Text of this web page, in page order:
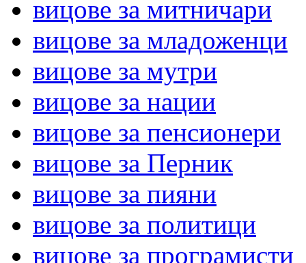
вицове за митничари
вицове за младоженци
вицове за мутри
вицове за нации
вицове за пенсионери
вицове за Перник
вицове за пияни
вицове за политици
вицове за програмисти